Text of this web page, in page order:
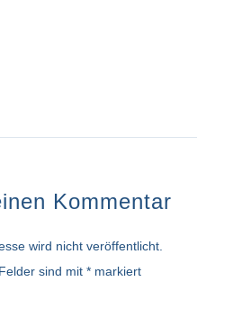
Kommentar
wird nicht veröffentlicht.
sind mit * markiert